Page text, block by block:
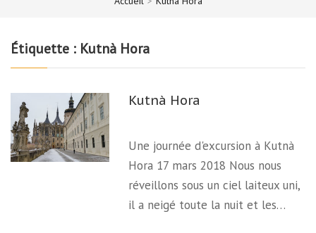
Étiquette : Kutnà Hora
Kutnà Hora
Une journée d'excursion à Kutnà
Hora 17 mars 2018 Nous nous
réveillons sous un ciel laiteux uni,
il a neigé toute la nuit et les…